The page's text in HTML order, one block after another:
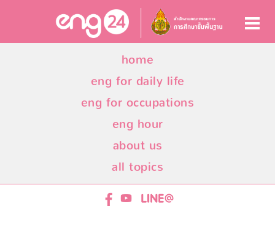
home
eng for daily life
eng for occupations
eng hour
about us
all topics